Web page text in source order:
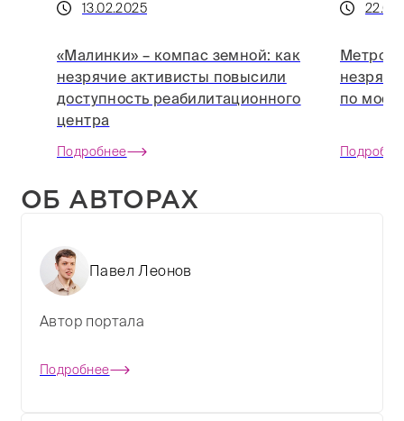
13.02.2025
«Малинки» – компас земной: как
незрячие активисты повысили
доступность реабилитационного
центра
Подробнее
Метро в
по
ОБ АВТОРАХ
Павел Леонов
Автор портала
Подробнее